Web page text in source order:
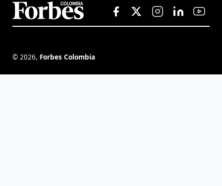
© 2026, Forbes Colombia